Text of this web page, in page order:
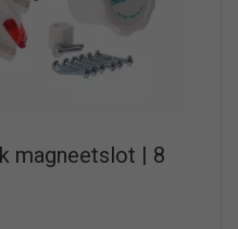
magneetslot | 8